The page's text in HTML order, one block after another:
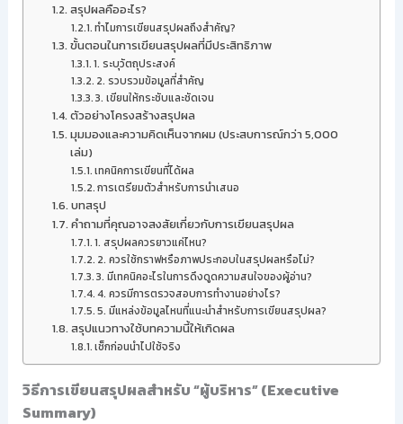
สรุปผลคืออะไร?
ทำไมการเขียนสรุปผลถึงสำคัญ?
ขั้นตอนในการเขียนสรุปผลที่มีประสิทธิภาพ
1. ระบุวัตถุประสงค์
2. รวบรวมข้อมูลที่สำคัญ
3. เขียนให้กระชับและชัดเจน
ตัวอย่างโครงสร้างสรุปผล
มุมมองและความคิดเห็นจากผม (ประสบการณ์กว่า 5,000
เล่ม)
เทคนิคการเขียนที่ได้ผล
การเตรียมตัวสำหรับการนำเสนอ
บทสรุป
คำถามที่คุณอาจสงสัยเกี่ยวกับการเขียนสรุปผล
1. สรุปผลควรยาวแค่ไหน?
2. ควรใช้กราฟหรือภาพประกอบในสรุปผลหรือไม่?
3. มีเทคนิคอะไรในการดึงดูดความสนใจของผู้อ่าน?
4. ควรมีการตรวจสอบการทำงานอย่างไร?
5. มีแหล่งข้อมูลไหนที่แนะนำสำหรับการเขียนสรุปผล?
สรุปแนวทางใช้บทความนี้ให้เกิดผล
เช็กก่อนนำไปใช้จริง
วิธีการเขียนสรุปผลสำหรับ “ผู้บริหาร” (Executive
Summary)